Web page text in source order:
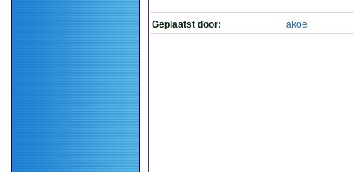
Geplaatst door: akoe